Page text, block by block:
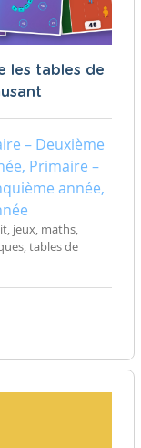
les tables de
– Deuxième
Primaire –
année,
jeux, maths,
tables de